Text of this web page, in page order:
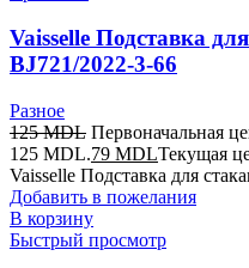
Vaisselle Подставка
BJ721/2022-3-66
Разное
125MDL Первоначальная
125 MDL.79 MDLТекущая
Vaisselle Подставка для
Добавить в пожелания
В корзину
Быстрый просмотр